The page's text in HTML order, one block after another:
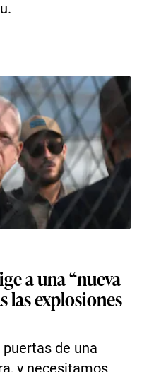
a una “nueva
las explosiones
de una